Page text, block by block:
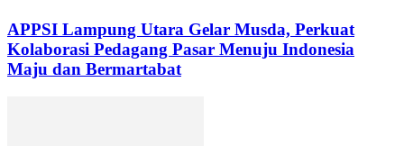
APPSI Lampung Utara Gelar Musda, Perkuat
Kolaborasi Pedagang Pasar Menuju Indonesia
Maju dan Bermartabat